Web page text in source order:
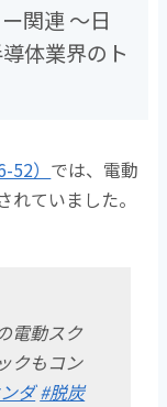
関連 ～日
体業界のト
） では、電動
ていました。
電動スク
クもコン
ダ #脱炭